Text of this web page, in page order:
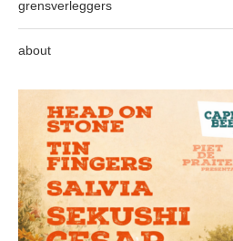
grensverleggers
about